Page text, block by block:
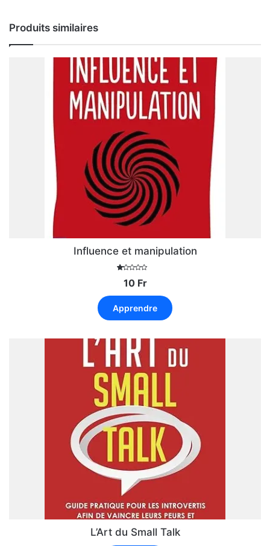
Produits similaires
Influence et manipulation
1.
00
su
10 Fr
Apprendre
L’Art du Small Talk